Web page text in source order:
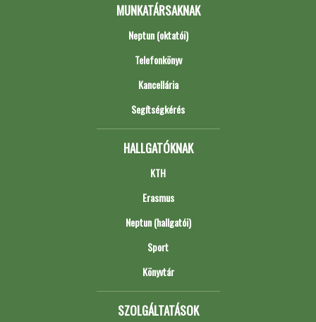
MUNKATÁRSAKNAK
Neptun (oktatói)
Telefonkönyv
Kancellária
Segítségkérés
HALLGATÓKNAK
KTH
Erasmus
Neptun (hallgatói)
Sport
Könyvtár
SZOLGÁLTATÁSOK